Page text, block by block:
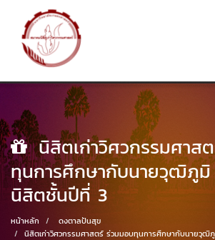
นิสิตเก่าวิศวกรรมศาส
ทุนการศึกษากับนายวุฒิภู
นิสิตชั้นปีที่ 3
หน้าหลัก
ดงตาลปันสุข
นิสิตเก่าวิศวกรรมศาสตร์ ร่วมมอบทุนการศึกษากับนายวุ